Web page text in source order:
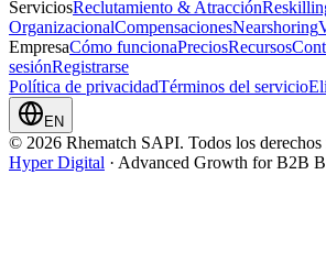
ServiciosReclutamiento & Atracción
OrganizacionalCompensacionesNearshoring
EmpresaCómo funcionaPreciosRecursos
sesiónRegistrarse
Política de privacidadTérminos del servicio
EN
© 2026 Rhematch SAPI. Todos los derechos
Hyper Digital · Advanced Growth for B2B